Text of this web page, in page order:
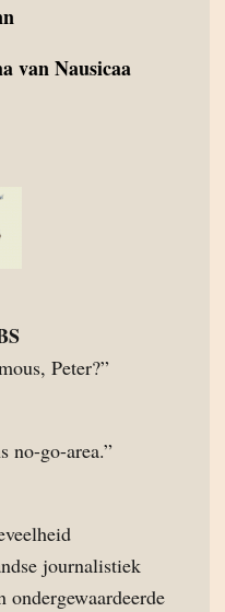
van Nausicaa
Peter?”
no-go-area.”
journalistiek
ondergewaardeerde